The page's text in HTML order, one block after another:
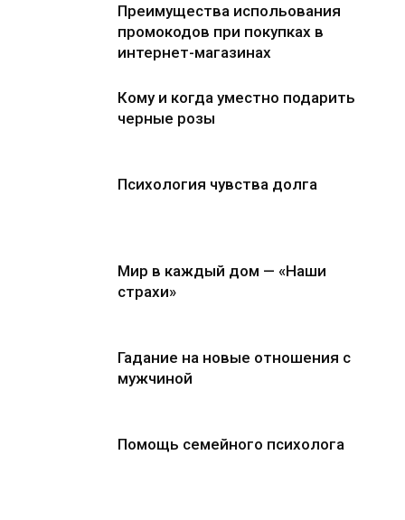
Преимущества испольования
промокодов при покупках в
интернет-магазинах
Кому и когда уместно подарить
черные розы
Психология чувства долга
Мир в каждый дом — «Наши
страхи»
Гадание на новые отношения с
мужчиной
Помощь семейного психолога